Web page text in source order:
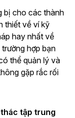
bị cho các thành
thiết về ví kỹ
hay nhất về
hợp bạn
thể quản lý và
gặp rắc rối
tập trung